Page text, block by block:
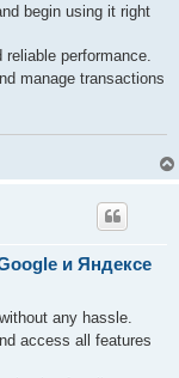
begin using it right
performance.
manage transactions
и Яндексе
any hassle.
access all features